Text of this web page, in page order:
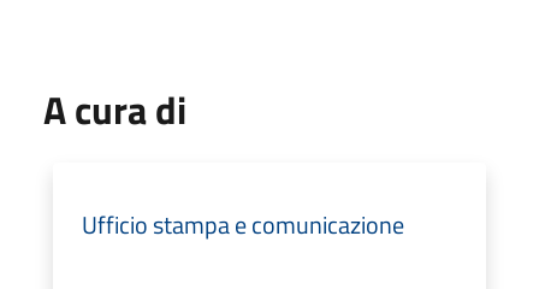
A cura di
Ufficio stampa e comunicazione